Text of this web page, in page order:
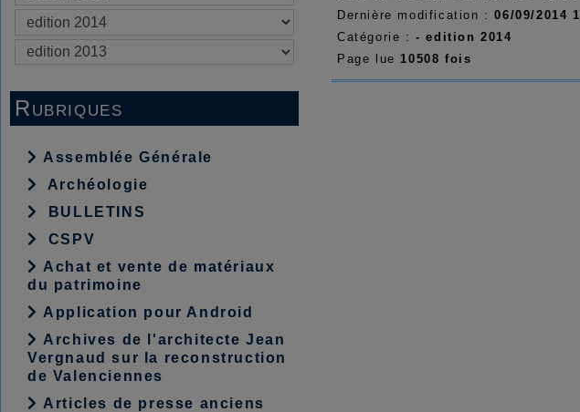
Rubriques
Assemblée Générale
Archéologie
BULLETINS
CSPV
Achat et vente de matériaux
du patrimoine
Application pour Android
Archives de l'architecte Jean
Vergnaud sur la reconstruction
de Valenciennes
Articles de presse anciens
Dernière modification :06/09/2014
Catégorie :-edition 2014
Page lue10508 fois